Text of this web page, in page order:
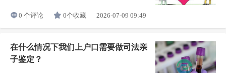
0 个评论 0个收藏 2026-07-09 09:49
在什么情况下我们上户口需要做司法亲
子鉴定？